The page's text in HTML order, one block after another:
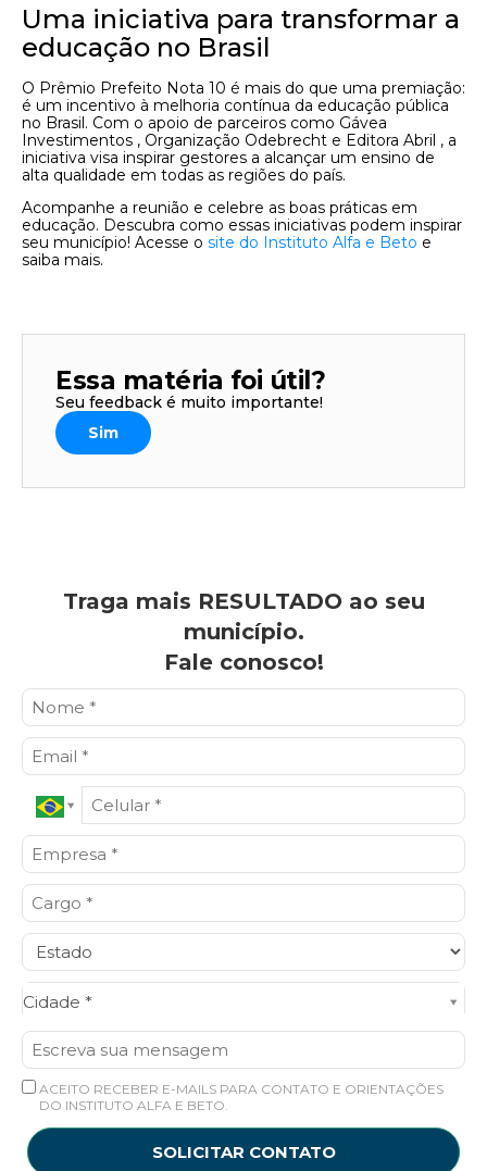
Uma iniciativa para transformar a
educação no Brasil
O Prêmio Prefeito Nota 10 é mais do que uma premiação:
é um incentivo à melhoria contínua da educação pública
no Brasil. Com o apoio de parceiros como Gávea
Investimentos , Organização Odebrecht e Editora Abril , a
iniciativa visa inspirar gestores a alcançar um ensino de
alta qualidade em todas as regiões do país.
Acompanhe a reunião e celebre as boas práticas em
educação. Descubra como essas iniciativas podem inspirar
seu município! Acesse o site do Instituto Alfa e Beto e
saiba mais.
Essa matéria foi útil?
Seu feedback é muito importante!
Sim
Traga mais RESULTADO ao seu
município.
Fale conosco!
Cidade *
Cidade*
ACEITO RECEBER E-MAILS PARA CONTATO E ORIENTAÇÕES
DO INSTITUTO ALFA E BETO.
SOLICITAR CONTATO